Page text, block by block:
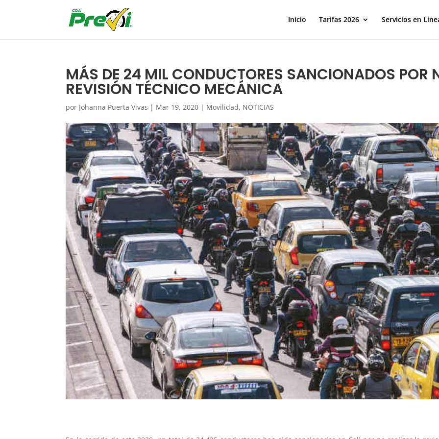
Inicio Tarifas 2026 Servicios en
MÁS DE 24 MIL CONDUCTORES SANCIONADOS POR
REVISIÓN TÉCNICO MECÁNICA
por Johanna Puerta Vivas | Mar 19, 2020 | Movilidad, NOTICIAS